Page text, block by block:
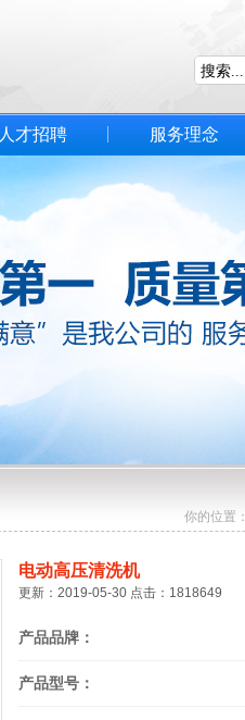
人才招聘 服务理念
你的位置：
电动高压清洗机
更新：2019-05-30 点击：1818649
产品品牌：
产品型号：